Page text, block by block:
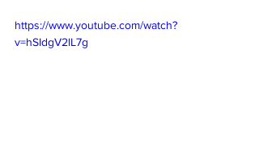
https://www.youtube.com/watch?
v=hSIdgV2lL7g